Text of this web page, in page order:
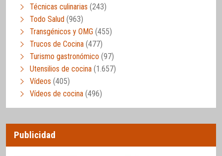
Técnicas culinarias (243)
Todo Salud (963)
Transgénicos y OMG (455)
Trucos de Cocina (477)
Turismo gastronómico (97)
Utensilios de cocina (1.657)
Vídeos (405)
Vídeos de cocina (496)
Publicidad